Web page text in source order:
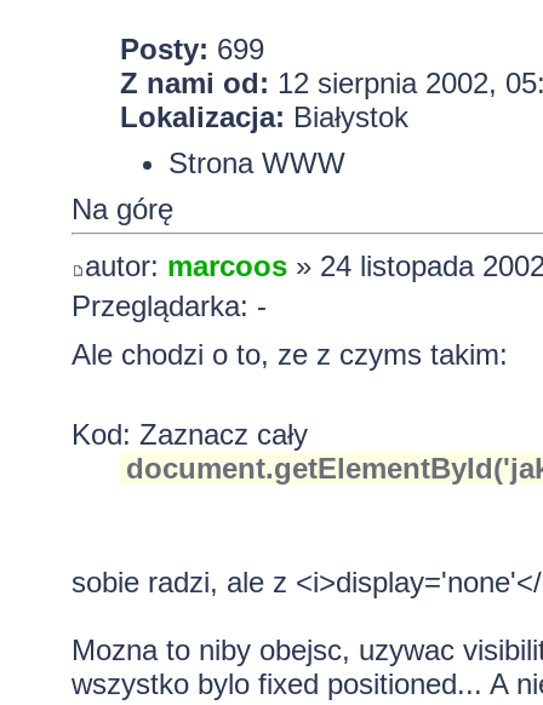
Posty: 699
Z nami od: 12 sierpnia 2002,
Lokalizacja: Białystok
Strona WWW
Na górę
autor: marcoos» 24 listopada
Przeglądarka: -
Ale chodzi o to, ze z czyms takim:
Kod: Zaznacz cały
sobie radzi, ale z
Mozna to niby obejsc, uzywac
wszystko bylo fixed positioned... A